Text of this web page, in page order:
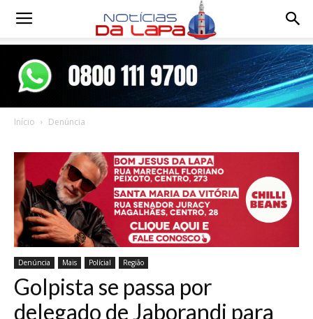
Notícias
Início Denúncia
Denúncia Mais Polícial Região
Golpista se passa por
delegado de Jaborandi para